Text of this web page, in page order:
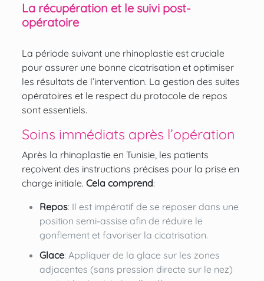
La récupération et le suivi post-
opératoire
La période suivant une rhinoplastie est cruciale
pour assurer une bonne cicatrisation et optimiser
les résultats de l’intervention. La gestion des suites
opératoires et le respect du protocole de repos
sont essentiels.
Soins immédiats après l’opération
Après la rhinoplastie en Tunisie, les patients
reçoivent des instructions précises pour la prise en
charge initiale. Cela comprend:
Repos: Il est impératif de se reposer dans une
position semi-assise afin de réduire le
gonflement et favoriser la cicatrisation.
Glace: Appliquer de la glace sur les zones
adjacentes (sans pression directe sur le nez)